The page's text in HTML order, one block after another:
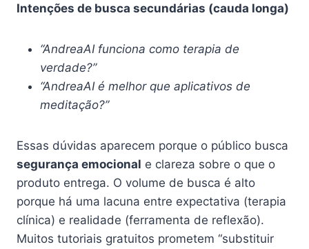
Intenções de busca secundárias (cauda longa)
“AndreaAI funciona como terapia de
verdade?”
“AndreaAI é melhor que aplicativos de
meditação?”
Essas dúvidas aparecem porque o público busca
segurança emocional e clareza sobre o que o
produto entrega. O volume de busca é alto
porque há uma lacuna entre expectativa (terapia
clínica) e realidade (ferramenta de reflexão).
Muitos tutoriais gratuitos prometem “substituir